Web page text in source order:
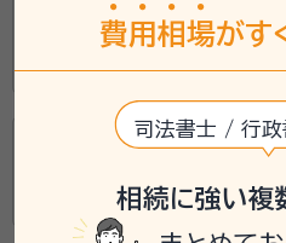
大元洋二税理士事務所
村田孝行税理士事務所
札幌市西区宮の沢3条3丁目8番
費用 相場がす
司法書士 / 行
相続に強い複